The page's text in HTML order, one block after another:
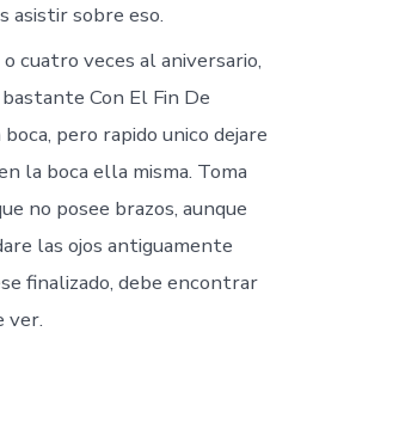
asistir sobre eso.
cuatro veces al aniversario,
Con El Fin De
pero rapido unico dejare
la boca ella misma. Toma
no posee brazos, aunque
las ojos antiguamente
finalizado, debe encontrar
ver.